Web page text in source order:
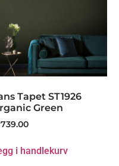
Tapet ST1926
Green
739.00
i handlekurv